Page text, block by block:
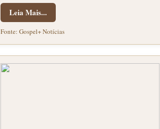
Leia Mais...
Fonte: Gospel+ Notícias